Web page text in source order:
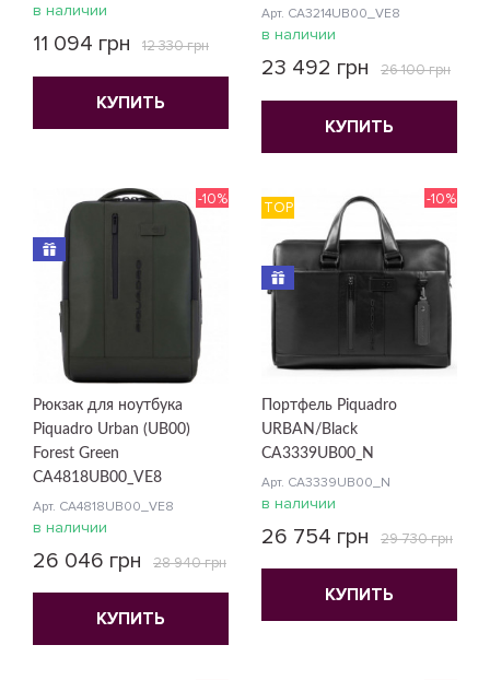
в наличии
11 094 грн 12 330 грн
КУПИТЬ
Арт. CA3214UB00_VE8
в наличии
23 492 грн 26 100 грн
КУПИТЬ
Рюкзак для ноутбука
Piquadro Urban (UB00)
Forest Green
CA4818UB00_VE8
Арт. CA4818UB00_VE8
-10%
в наличии
26 046 грн 28 940 грн
КУПИТЬ
Портфель Piquadro
URBAN/Black
CA3339UB00_N
Арт. CA3339UB00_N
TOP -10%
в наличии
26 754 грн 29 730 грн
КУПИТЬ